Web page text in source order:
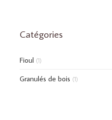
Catégories
Fioul (1)
Granulés de bois (1)